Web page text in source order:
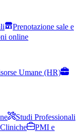
Prenotazione sale e
online
Umane (HR)
Studi Professionali
PMI e